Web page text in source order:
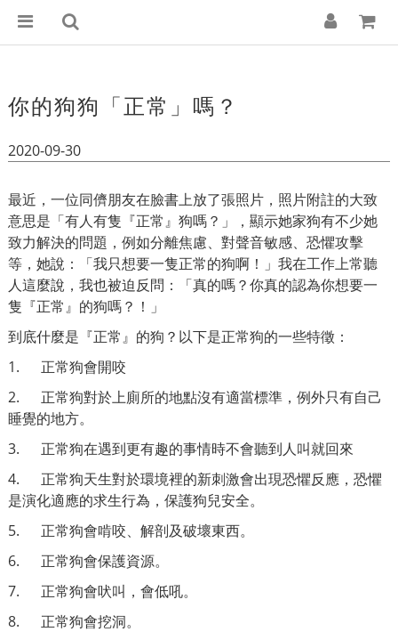
你的狗狗「正常」嗎？
2020-09-30
最近，一位同儕朋友在臉書上放了張照片，照片附註的大致
意思是「有人有隻『正常』狗嗎？」，顯示她家狗有不少她
致力解決的問題，例如分離焦慮、對聲音敏感、恐懼攻擊
等，她說：「我只想要一隻正常的狗啊！」我在工作上常聽
人這麼說，我也被迫反問：「真的嗎？你真的認為你想要一
隻『正常』的狗嗎？！」
到底什麼是『正常』的狗？以下是正常狗的一些特徵：
1. 正常狗會開咬
2. 正常狗對於上廁所的地點沒有適當標準，例外只有自己
睡覺的地方。
3. 正常狗在遇到更有趣的事情時不會聽到人叫就回來
4. 正常狗天生對於環境裡的新刺激會出現恐懼反應，恐懼
是演化適應的求生行為，保護狗兒安全。
5. 正常狗會啃咬、解剖及破壞東西。
6. 正常狗會保護資源。
7. 正常狗會吠叫，會低吼。
8. 正常狗會挖洞。